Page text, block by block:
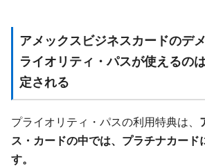
アメックスビジネスカードのデ
ライオリティ・パスが使えるの
定される
プライオリティ・パスの利用特典は、
ス・カードの中では、プラチナカード
す。